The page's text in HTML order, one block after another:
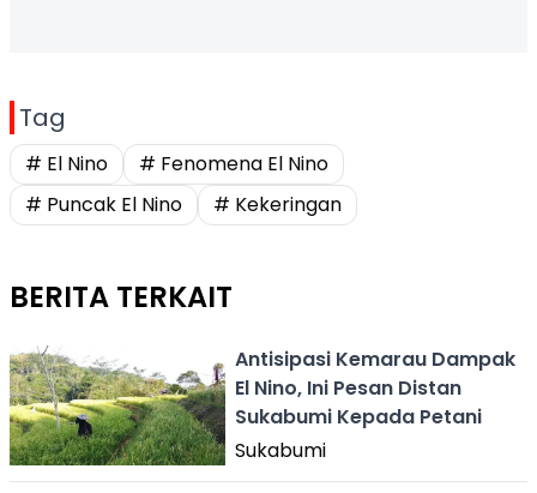
Tag
# El Nino
# Fenomena El Nino
# Puncak El Nino
# Kekeringan
BERITA TERKAIT
Antisipasi Kemarau Dampak
El Nino, Ini Pesan Distan
Sukabumi Kepada Petani
Sukabumi